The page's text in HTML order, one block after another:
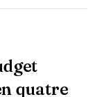
quatre